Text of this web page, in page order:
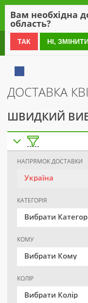
0 800 21 54 55
ДОСТАВКА
ШВИДКИЙ
НАПРЯМОК ДОСТАВКИ
Україна
КАТЕГОРІЯ
Вибрати
КОМУ
Вибрати Кому
КОЛІР
Вибрати Колір
Вам необхідна
область?
ТАК НІ,